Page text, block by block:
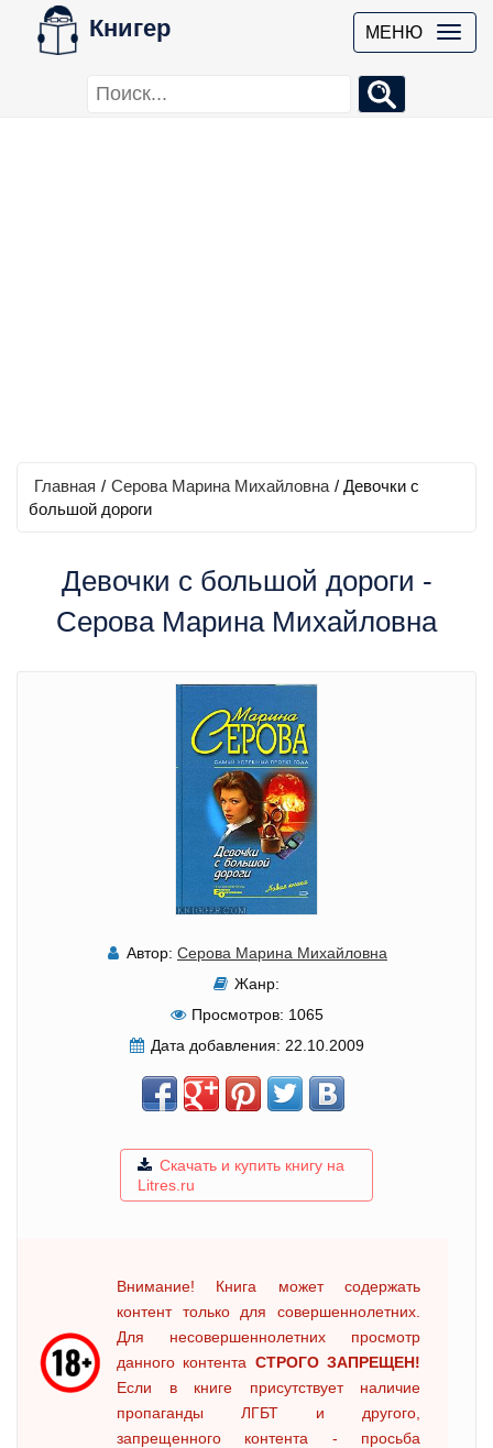
Книгер МЕНЮ
Главная / Серова Марина Михайловна / Девочки с
большой дороги
Девочки с большой дороги -
Серова Марина Михайловна
Автор: Серова Марина Михайловна
Жанр:
Просмотров: 1065
Дата добавления: 22.10.2009
Скачать и купить книгу на
Litres.ru
Внимание! Книга может содержать
контент только для совершеннолетних.
Для несовершеннолетних просмотр
данного контента СТРОГО ЗАПРЕЩЕН!
Если в книге присутствует наличие
пропаганды ЛГБТ и другого,
запрещенного контента - просьба